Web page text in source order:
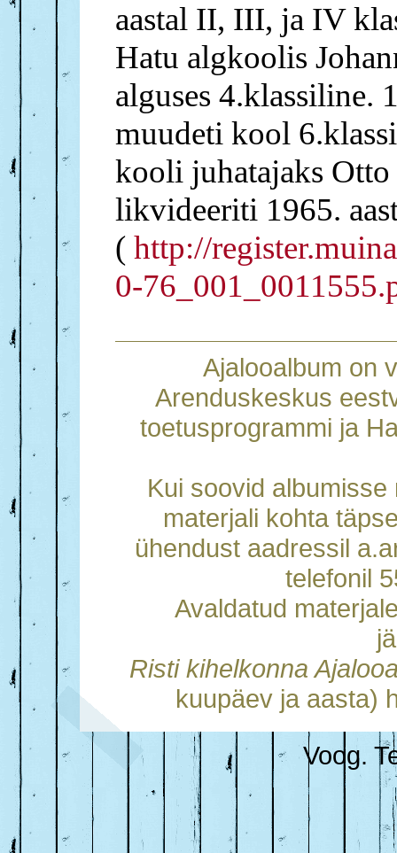
aastal II, III, ja IV
Hatu algkoolis
alguses 4.klassiline.
muudeti kool
kooli juhatajaks
likvideeriti 1965.
( http://
0-
Ajalooalbum on
Arenduskeskus
toetusprogrammi ja
Kui soovid
materjali kohta
ühendust aadressil
telefonil
Avaldatud
Risti kihelkonna
kuupäev ja aasta)
Voog.